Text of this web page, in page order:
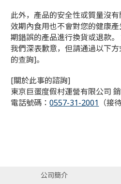
此外，產品的安全性或質量沒
效期內食用也不會對您的健康
期錯誤的產品進行換貨或退款。
我們深表歉意，但請通過以下
的查詢]。
[關於此事的諮詢]
東京巨蛋度假村運營有限公司
電話號碼：0557-31-2001 （接
公司簡介